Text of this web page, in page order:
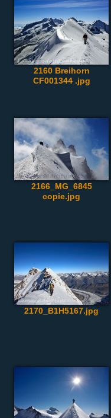
2160 Breihorn
CF001344 .jpg
2166_MG_6845
copie.jpg
2170_B1H5167.jpg